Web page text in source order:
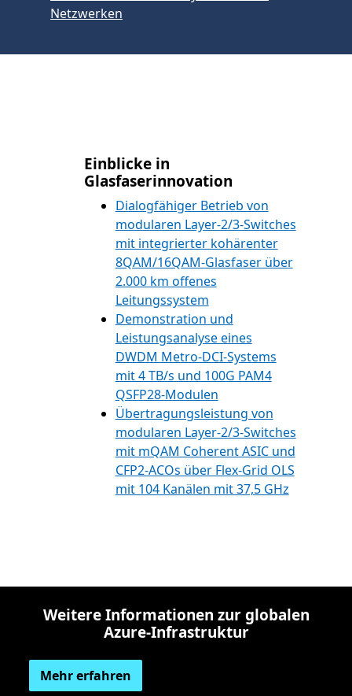
Netzwerken
Einblicke in
Glasfaserinnovation
Dialogfähiger Betrieb von
modularen Layer-2/3-Switches
mit integrierter kohärenter
8QAM/16QAM-Glasfaser über
2.000 km offenes
Leitungssystem
Demonstration und
Leistungsanalyse eines
DWDM Metro-DCI-Systems
mit 4 TB/s und 100G PAM4
QSFP28-Modulen
Übertragungsleistung von
modularen Layer-2/3-Switches
mit mQAM Coherent ASIC und
CFP2-ACOs über Flex-Grid OLS
mit 104 Kanälen mit 37,5 GHz
Weitere Informationen zur globalen
Azure-Infrastruktur
Mehr erfahren